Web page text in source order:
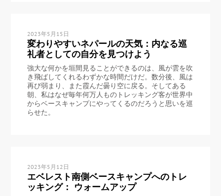
2023年5月15日
変わりやすいネパールの天気：内なる巡
礼者としての自分を見つけよう
強大な何かを垣間見ることができるのは、風が雲を吹
き飛ばしてくれるわずかな時間だけだ。数分後、風は
再び弱まり、また霞んだ曇り空に戻る。そしてある
朝、私はなぜ毎年何万人ものトレッキング客が世界中
からベースキャンプにやってくるのだろうと思いを巡
らせた。
2023年5月12日
エベレスト南側ベースキャンプへのトレ
ッキング： ウォームアップ